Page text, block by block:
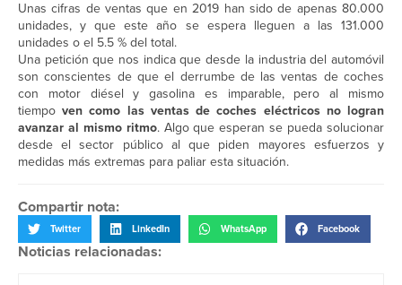
Unas cifras de ventas que en 2019 han sido de apenas 80.000
unidades, y que este año se espera lleguen a las 131.000
unidades o el 5.5 % del total.
Una petición que nos indica que desde la industria del automóvil
son conscientes de que el derrumbe de las ventas de coches
con motor diésel y gasolina es imparable, pero al mismo
tiempoven como las ventas de coches eléctricos no logran
avanzar al mismo ritmo. Algo que esperan se pueda solucionar
desde el sector público al que piden mayores esfuerzos y
medidas más extremas para paliar esta situación.
Compartir nota:
Twitter LinkedIn WhatsApp Facebook
Noticias relacionadas: